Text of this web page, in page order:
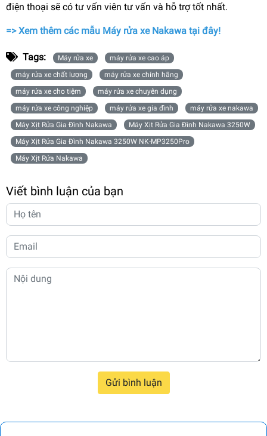
điện thoại sẽ có tư vấn viên tư vấn và hỗ trợ tốt nhất.
=> Xem thêm các mẫu Máy rửa xe Nakawa tại đây!
Tags: Máy rửa xe
máy rửa xe cao áp
máy rửa xe chất lượng
máy rửa xe chính hãng
máy rửa xe cho tiệm
máy rửa xe chuyên dụng
máy rửa xe công nghiệp
máy rửa xe gia đình
máy rửa xe nakawa
Máy Xịt Rửa Gia Đình Nakawa
Máy Xịt Rửa Gia Đình Nakawa 3250W
Máy Xịt Rửa Gia Đình Nakawa 3250W NK-MP3250Pro
Máy Xịt Rửa Nakawa
Viết bình luận của bạn
Gửi bình luận